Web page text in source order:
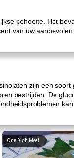
behoefte. Het
van uw aanbevolen
zijn een soort
bestrijden. De
kan
One Dish Meal